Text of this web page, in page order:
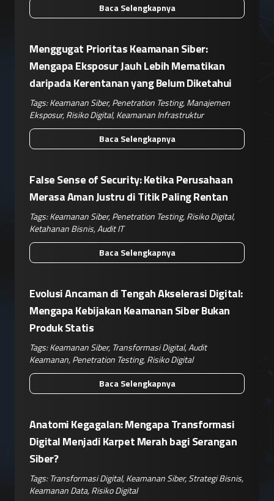
Baca Selengkapnya
Menggugat Prioritas Keamanan Siber:
Mengapa Eksposur Jauh Lebih Mematikan
daripada Kerentanan yang Belum Diketahui
Tags:Keamanan Siber,Penetration Testing,Manajemen
Eksposur,Risiko Digital,Keamanan Infrastruktur
Baca Selengkapnya
False Sense of Security: Ketika Perusahaan
Merasa Aman Justru di Titik Paling Rentan
Tags:Keamanan Siber,Penetration Testing,Risiko Digital,
Ketahanan Bisnis,Audit IT
Baca Selengkapnya
Evolusi Ancaman di Tengah Akselerasi Digital:
Mengapa Kebijakan Keamanan Siber Bukan
Produk Statis
Tags:Keamanan Siber, Transformasi Digital,Audit
Keamanan,Penetration Testing,Risiko Digital
Baca Selengkapnya
Anatomi Kegagalan: Mengapa Transformasi
Digital Menjadi Karpet Merah bagi Serangan
Siber?
Tags: Transformasi Digital,Keamanan Siber,Strategi Bisnis,
Keamanan Data,Risiko Digital